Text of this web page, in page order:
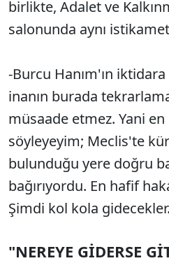
birlikte, Adalet ve
salonunda aynı
-Burcu Hanım'ın
inanın burada
müsaade etmez. Yani
söyleyeyim; Meclis'te
bulunduğu yere doğru
bağırıyordu. En hafif
Şimdi kol kola gidecekler.
"NEREYE GİDERSE